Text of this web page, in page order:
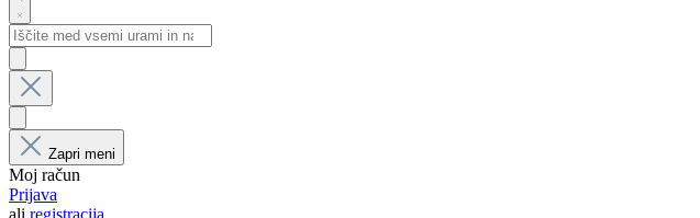
Zapri meni
Moj račun
Prijava
ali registracija